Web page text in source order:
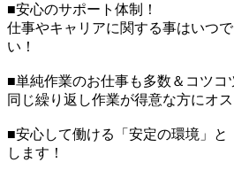
■安心のサポート体制！
仕事やキャリアに関する事はいつ
い！
■単純作業のお仕事も多数＆コツコ
同じ繰り返し作業が得意な方にオ
■安心して働ける「安定の環境」と
します！